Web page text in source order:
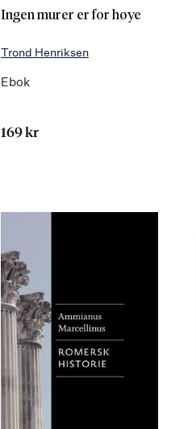
Ingen murer er for høye
Trond Henriksen
Ebok
169 kr